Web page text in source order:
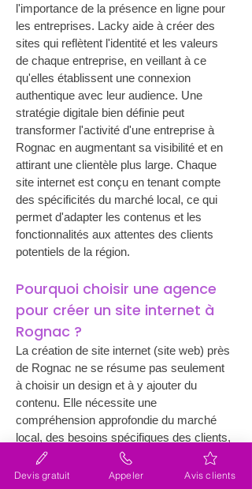
l'importance de la présence en ligne pour
les entreprises. Lacky aide à créer des
sites qui reflètent l'identité et les valeurs
de chaque entreprise, en veillant à ce
qu'elles établissent une connexion
authentique avec leur audience. Une
stratégie digitale bien définie peut
transformer l'activité d'une entreprise à
Rognac en augmentant sa visibilité et en
attirant une clientèle plus large. Chaque
site internet est conçu en tenant compte
des spécificités du marché local, ce qui
permet d'adapter les contenus et les
fonctionnalités aux attentes des clients
potentiels de la région.
Pourquoi choisir une agence
pour créer un site internet à
Rognac ?
La création de site internet (site web) près
de Rognac ne se résume pas seulement
à choisir un design et à y ajouter du
contenu. Elle nécessite une
compréhension approfondie du marché
local, des besoins spécifiques des clients,
et des subtilités des différents secteurs
d'activité. Lacky, en tant qu'agence
Devis gratuit Appeler Avis clients